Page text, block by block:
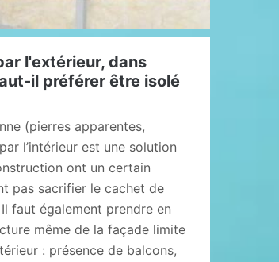
l'extérieur, dans
il préférer être isolé
(pierres apparentes,
l’intérieur est une solution
ont un certain
pas sacrifier le cachet de
faut également prendre en
même de la façade limite
: présence de balcons,